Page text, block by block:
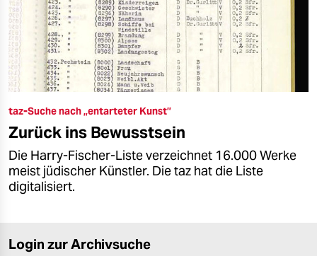
taz-Suche nach „entarteter Kunst”
Zurück ins Bewusstsein
Die Harry-Fischer-Liste verzeichnet 16.000 Werke
meist jüdischer Künstler. Die taz hat die Liste
digitalisiert.
Login zur Archivsuche